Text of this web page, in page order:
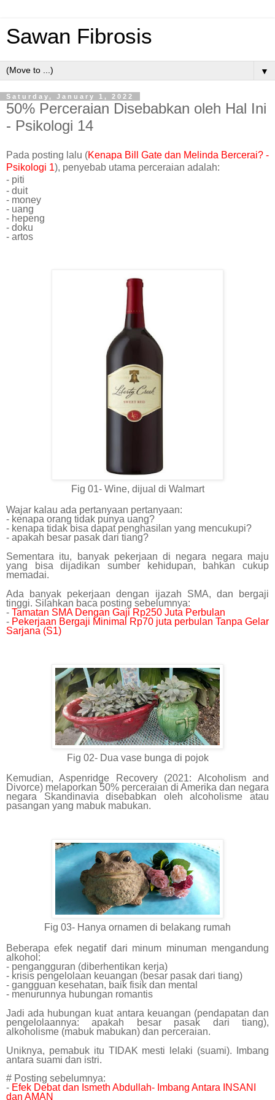
Sawan Fibrosis
▼
Saturday, January 1, 2022
50% Perceraian Disebabkan oleh Hal Ini
- Psikologi 14
Pada posting lalu (Kenapa Bill Gate dan Melinda Bercerai? -
Psikologi 1), penyebab utama perceraian adalah:
- piti
- duit
- money
- uang
- hepeng
- doku
- artos
Fig 01- Wine, dijual di Walmart
Wajar kalau ada pertanyaan pertanyaan:
- kenapa orang tidak punya uang?
- kenapa tidak bisa dapat penghasilan yang mencukupi?
- apakah besar pasak dari tiang?
Sementara itu, banyak pekerjaan di negara negara maju
yang bisa dijadikan sumber kehidupan, bahkan cukup
memadai.
Ada banyak pekerjaan dengan ijazah SMA, dan bergaji
tinggi. Silahkan baca posting sebelumnya:
- Tamatan SMA Dengan Gaji Rp250 Juta Perbulan
- Pekerjaan Bergaji Minimal Rp70 juta perbulan Tanpa Gelar
Sarjana (S1)
Fig 02- Dua vase bunga di pojok
Kemudian, Aspenridge Recovery (2021: Alcoholism and
Divorce) melaporkan 50% perceraian di Amerika dan negara
negara Skandinavia disebabkan oleh alcoholisme atau
pasangan yang mabuk mabukan.
Fig 03- Hanya ornamen di belakang rumah
Beberapa efek negatif dari minum minuman mengandung
alkohol:
- pengangguran (diberhentikan kerja)
- krisis pengelolaan keuangan (besar pasak dari tiang)
- gangguan kesehatan, baik fisik dan mental
- menurunnya hubungan romantis
Jadi ada hubungan kuat antara keuangan (pendapatan dan
pengelolaannya: apakah besar pasak dari tiang),
alkoholisme (mabuk mabukan) dan perceraian.
Uniknya, pemabuk itu TIDAK mesti lelaki (suami). Imbang
antara suami dan istri.
# Posting sebelumnya:
- Efek Debat dan Ismeth Abdullah- Imbang Antara INSANI
dan AMAN